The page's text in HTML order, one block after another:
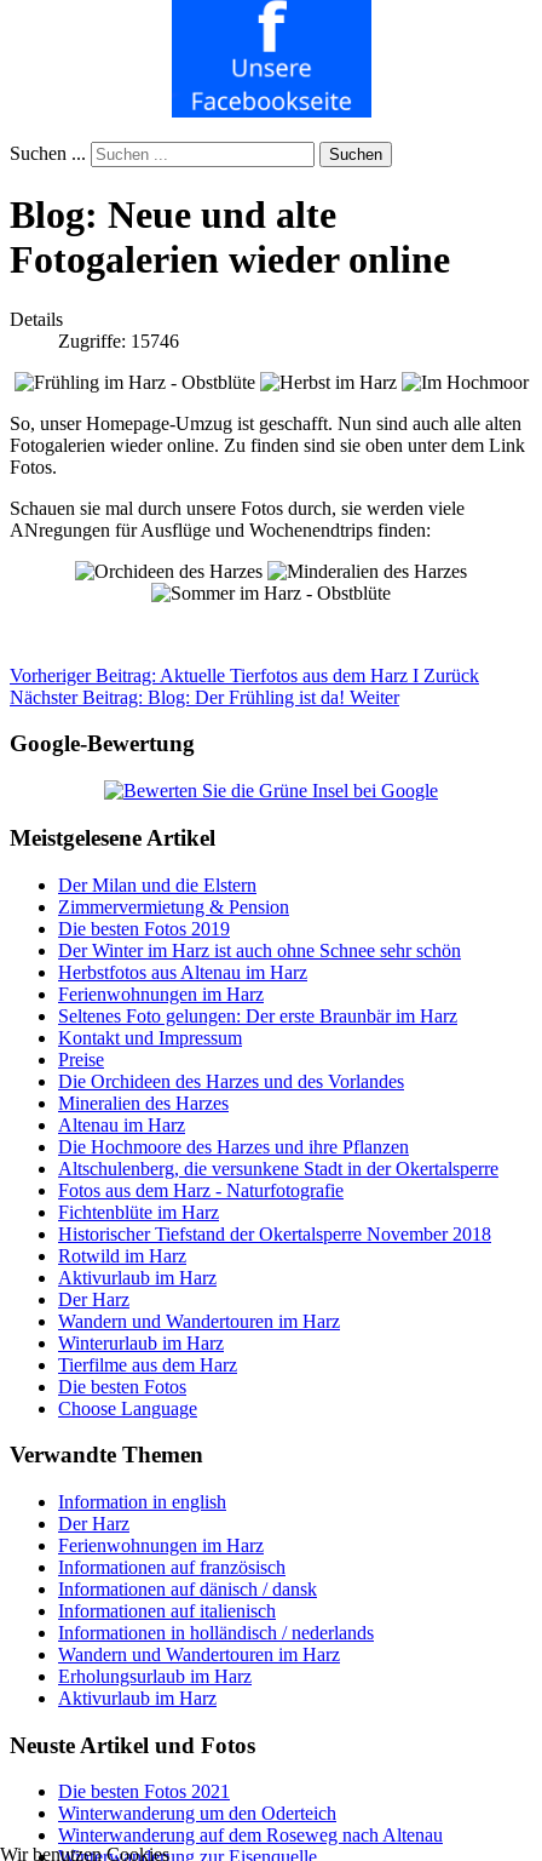
Suchen ... Suchen
Blog: Neue und alte
Fotogalerien wieder online
Details
Zugriffe: 15746
So, unser Homepage-Umzug ist geschafft. Nun sind auch alle alten
Fotogalerien wieder online. Zu finden sind sie oben unter dem Link
Fotos.
Schauen sie mal durch unsere Fotos durch, sie werden viele
ANregungen für Ausflüge und Wochenendtrips finden:
Vorheriger Beitrag: Aktuelle Tierfotos aus dem Harz I Zurück
Nächster Beitrag: Blog: Der Frühling ist da! Weiter
Google-Bewertung
Meistgelesene Artikel
Der Milan und die Elstern
Zimmervermietung & Pension
Die besten Fotos 2019
Der Winter im Harz ist auch ohne Schnee sehr schön
Herbstfotos aus Altenau im Harz
Ferienwohnungen im Harz
Seltenes Foto gelungen: Der erste Braunbär im Harz
Kontakt und Impressum
Preise
Die Orchideen des Harzes und des Vorlandes
Mineralien des Harzes
Altenau im Harz
Die Hochmoore des Harzes und ihre Pflanzen
Altschulenberg, die versunkene Stadt in der Okertalsperre
Fotos aus dem Harz - Naturfotografie
Fichtenblüte im Harz
Historischer Tiefstand der Okertalsperre November 2018
Rotwild im Harz
Aktivurlaub im Harz
Der Harz
Wandern und Wandertouren im Harz
Winterurlaub im Harz
Tierfilme aus dem Harz
Die besten Fotos
Choose Language
Verwandte Themen
Information in english
Der Harz
Ferienwohnungen im Harz
Informationen auf französisch
Informationen auf dänisch / dansk
Informationen auf italienisch
Informationen in holländisch / nederlands
Wandern und Wandertouren im Harz
Erholungsurlaub im Harz
Aktivurlaub im Harz
Neuste Artikel und Fotos
Die besten Fotos 2021
Winterwanderung um den Oderteich
Winterwanderung auf dem Roseweg nach Altenau
Wir benutzen Cookies